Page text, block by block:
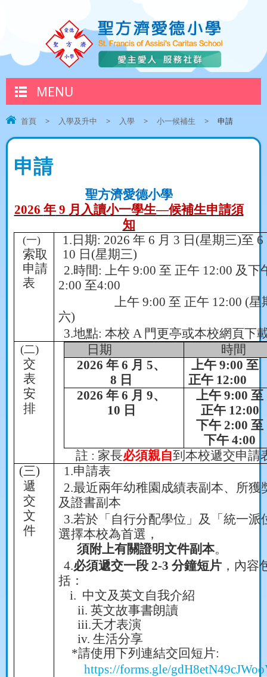
MENU
首頁 > 入學及升中 > 入學 > 小一候補生 > 申請
申請
聖方濟愛德小學
2026 年9 月入讀小一學生—候補生申請須
知
(一)
索取
申請
表
1. 日期: 2026 年 6 月 3 日 (星期三)至 6
10 日 (星期三)
2.時間:上午 9:00至 正午 12:00 及下
2:00至4:00
上午 9:00至 正午 12:00 (星
六)
3.地點:本校 A 門更亭或本校網頁下
(二)
交
表
安
排
日期
時間
2026年6 月 5、
8 日
上午9:00 至
正午 12:00
2026年6 月9、
10 日
上午9:00 至
正午 12:00
下午2:00 至
下午4:00
註 : 家長必須親自到本校遞交申請
(三)
遞
交
文
件
1.申請表
2.最近兩年幼稚園成績表副本、所獲
及證書副本
3.若於「自行分配學位」及「統一派
選擇本校為首選，
須附上有關證明文件副本。
4.必須遞交一段 2-3分鐘短片 ，內容
括：
i. 中文及英文自我介紹
ii.英文故事書朗讀
iii.天才表演
iv.生活分享
*請使用下列連結交回短片:
https://forms.gle/